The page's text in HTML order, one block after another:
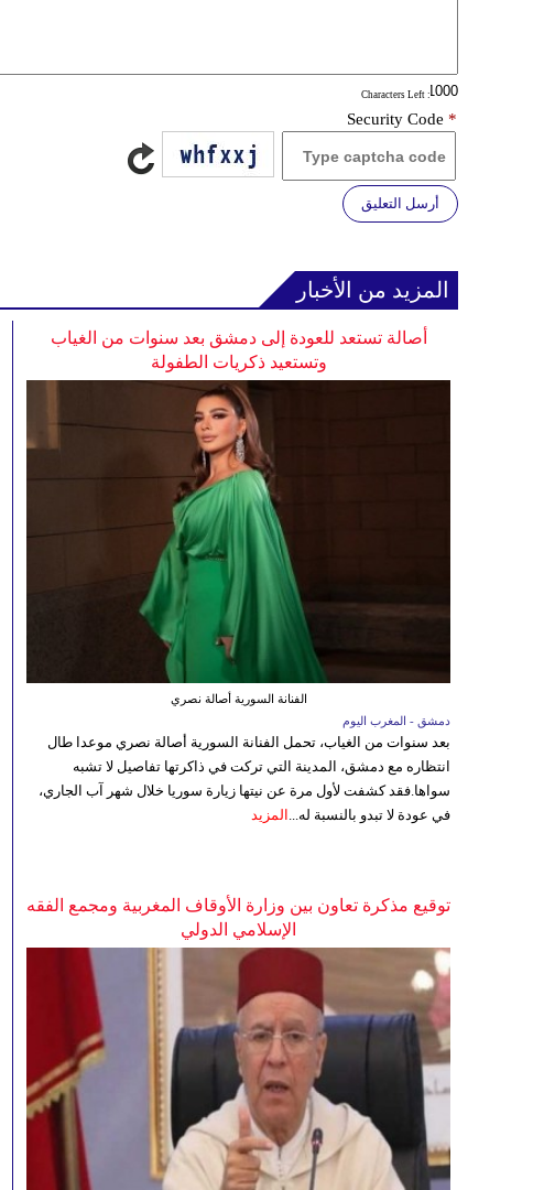
: Characters Left
Security Code *
أرسل التعليق
المزيد من الأخبار
أصالة تستعد للعودة إلى دمشق بعد سنوات من الغياب
وتستعيد ذكريات الطفولة
الفنانة السورية أصالة نصري
دمشق - المغرب اليوم
بعد سنوات من الغياب، تحمل الفنانة السورية أصالة نصري موعدا طال
انتظاره مع دمشق، المدينة التي تركت في ذاكرتها تفاصيل لا تشبه
سواها.فقد كشفت لأول مرة عن نيتها زيارة سوريا خلال شهر آب الجاري،
في عودة لا تبدو بالنسبة له... المزيد
توقيع مذكرة تعاون بين وزارة الأوقاف المغربية ومجمع الفقه
الإسلامي الدولي